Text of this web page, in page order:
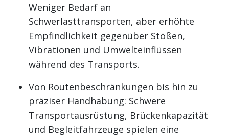
Weniger Bedarf an
Schwerlasttransporten, aber erhöhte
Empfindlichkeit gegenüber Stößen,
Vibrationen und Umwelteinflüssen
während des Transports.
Von Routenbeschränkungen bis hin zu
präziser Handhabung: Schwere
Transportausrüstung, Brückenkapazität
und Begleitfahrzeuge spielen eine